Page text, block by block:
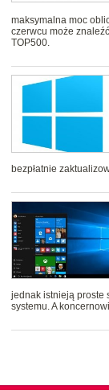
maksymalna moc
czerwcu może
TOP500.
bezpłatnie
jednak istnieją proste
systemu. A